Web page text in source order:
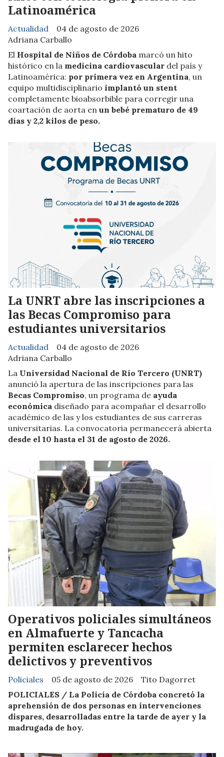
Latinoamérica
Adriana Carballo
Actualidad 04 de agosto de 2026
El Hospital de Niños de Córdoba marcó un hito
histórico en la medicina cardiovascular del país y
Latinoamérica: por primera vez en Argentina, un
equipo multidisciplinario implantó un stent
completamente bioabsorbible para corregir una
coartación de aorta en un bebé prematuro de 49
días y 2,2 kilos de peso.
La UNRT abre las inscripciones a
las Becas Compromiso para
estudiantes universitarios
Adriana Carballo
Actualidad 04 de agosto de 2026
La Universidad Nacional de Río Tercero (UNRT)
anunció la apertura de las inscripciones para las
Becas Compromiso, un programa de ayuda
económica diseñado para acompañar el desarrollo
académico de las y los estudiantes de sus carreras
universitarias. La convocatoria permanecerá abierta
desde el 10 hasta el 31 de agosto de 2026.
Operativos policiales simultáneos
en Almafuerte y Tancacha
permiten esclarecer hechos
delictivos y preventivos
Tito Dagorret
Policiales
05 de agosto de 2026
POLICIALES / La Policía de Córdoba concretó la
aprehensión de dos personas en intervenciones
dispares, desarrolladas entre la tarde de ayer y la
madrugada de hoy.